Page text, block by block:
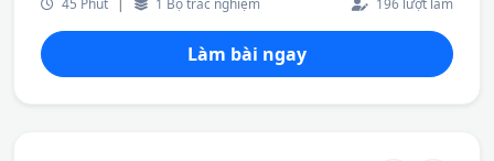
Làm bài ngay